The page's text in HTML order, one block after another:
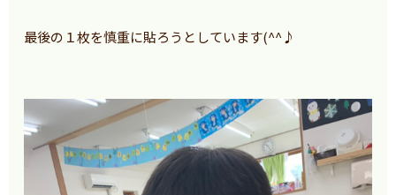
最後の１枚を慎重に貼ろうとしています(^^♪